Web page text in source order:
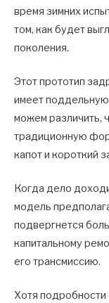
время зимних
том, как будет
поколения.
Этот прототип
имеет
можем различить,
традиционную
капот и короткий
Когда дело
модель
подвергнется
капитальному
его трансмиссию.
Хотя подробности